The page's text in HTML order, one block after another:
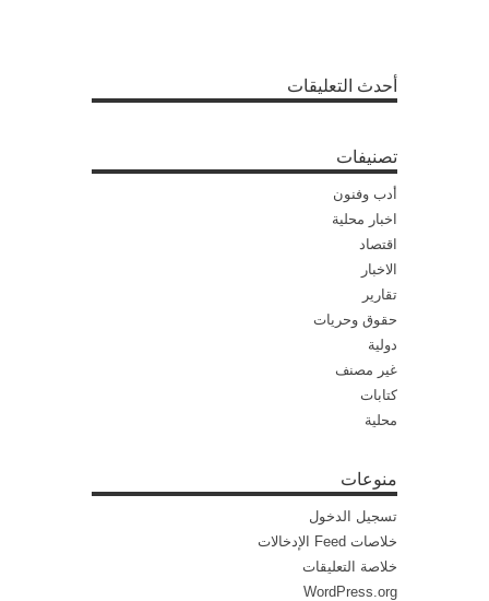
أحدث التعليقات
تصنيفات
أدب وفنون
اخبار محلية
اقتصاد
الاخبار
تقارير
حقوق وحريات
دولية
غير مصنف
كتابات
محلية
منوعات
تسجيل الدخول
خلاصات Feed الإدخالات
خلاصة التعليقات
WordPress.org